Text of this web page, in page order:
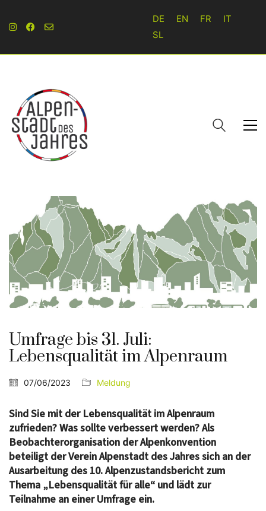
DE EN FR
IT
SL
Umfrage bis 31. Juli:
Lebensqualität im Alpenraum
07/06/2023 Meldung
Sind Sie mit der Lebensqualität im Alpenraum
zufrieden? Was sollte verbessert werden?Als
Beobachterorganisation der Alpenkonvention
beteiligt der Verein Alpenstadt des Jahres sich an der
Ausarbeitung des 10. Alpenzustandsbericht zum
Thema „Lebensqualität für alle“ und lädt zur
Teilnahme an einer Umfrage ein.